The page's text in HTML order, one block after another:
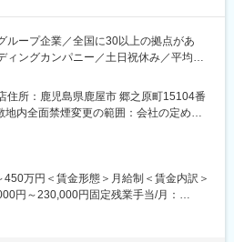
ループ企業／全国に30以上の拠点があ
ィングカンパニー／土日祝休み／平均残
象とした動物用医薬品、飼料の提案営業
の暮らしに貢献するやりがいのある仕事
院への定期訪問・情報提供 ■動物用医
の提案・販売 ■受発注・見積書作成など
業 ■他の業界・異業種からの入社事例も
住所：鹿児島県鹿屋市 郷之原町15104番
地内全面禁煙変更の範囲：会社の定める
450万円＜賃金形態＞月給制＜賃金内訳＞
円～230,000円固定残業手当/月：